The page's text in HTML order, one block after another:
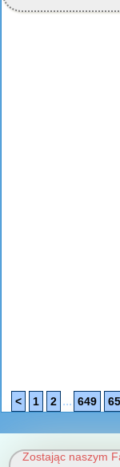
< 1 2 ... 649
Zostając naszym